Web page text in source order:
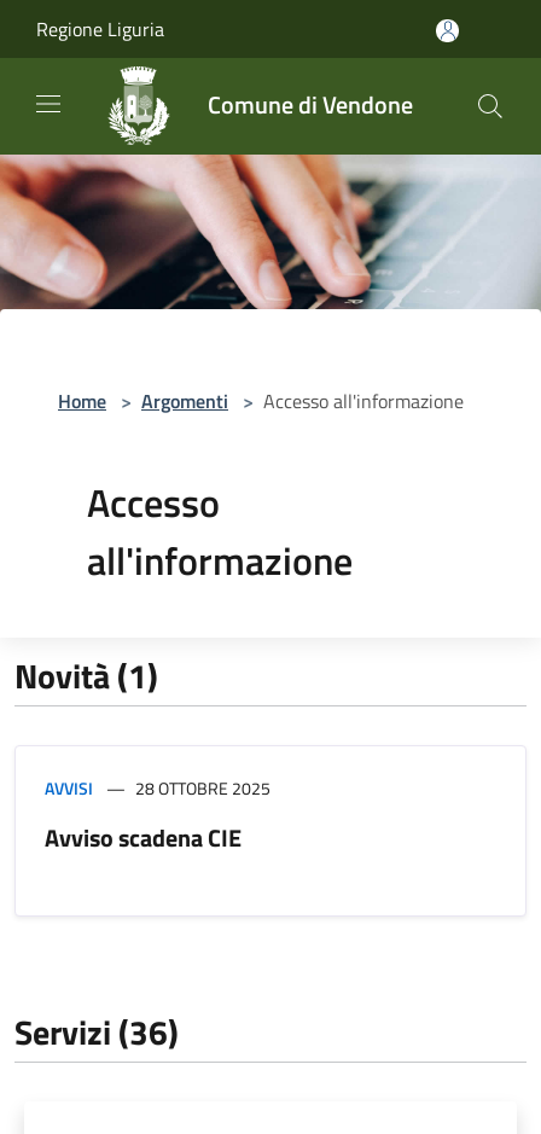
Regione Liguria
Comune di Vendone
Home > Argomenti > Accesso all'informazione
Accesso
all'informazione
Novità (1)
AVVISI 28 OTTOBRE 2025
Avviso scadena CIE
Servizi (36)